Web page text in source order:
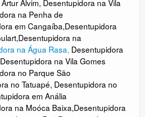
Alvim, Desentupidora na Vila
na Penha de
em Cangaíba,Desentupidora
,Desentupidora na
na Água Rasa, Desentupidora
Desentupidora na Vila Gomes
no Parque São
no Tatuapé, Desentupidora no
em Anália
na Moóca Baixa,Desentupidora